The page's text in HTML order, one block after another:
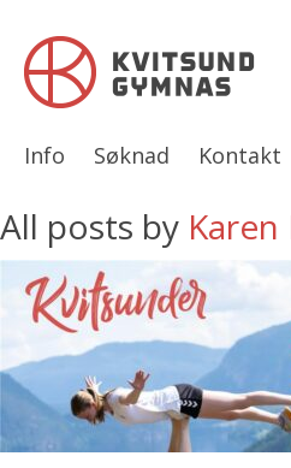
Info Søknad Kontakt
All posts by